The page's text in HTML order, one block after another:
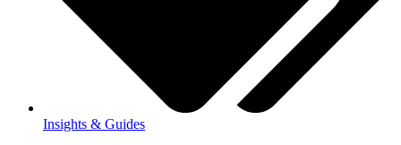
Insights & Guides